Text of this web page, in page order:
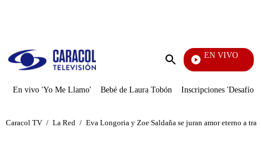
Enviar
EN VIVO
Mi Pecado
En vivo 'Yo Me Llamo' Bebé de Laura Tobón Inscripciones 'Desafío'
Caracol TV / La Red / Eva Longoria y Zoe Saldaña se juran amor eterno a